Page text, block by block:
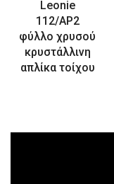
Leonie
112/AP2
φύλλο χρυσού
κρυστάλλινη
απλίκα τοίχου